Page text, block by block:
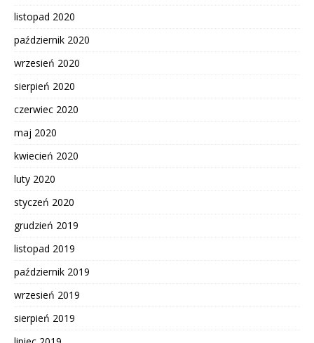
listopad 2020
październik 2020
wrzesień 2020
sierpień 2020
czerwiec 2020
maj 2020
kwiecień 2020
luty 2020
styczeń 2020
grudzień 2019
listopad 2019
październik 2019
wrzesień 2019
sierpień 2019